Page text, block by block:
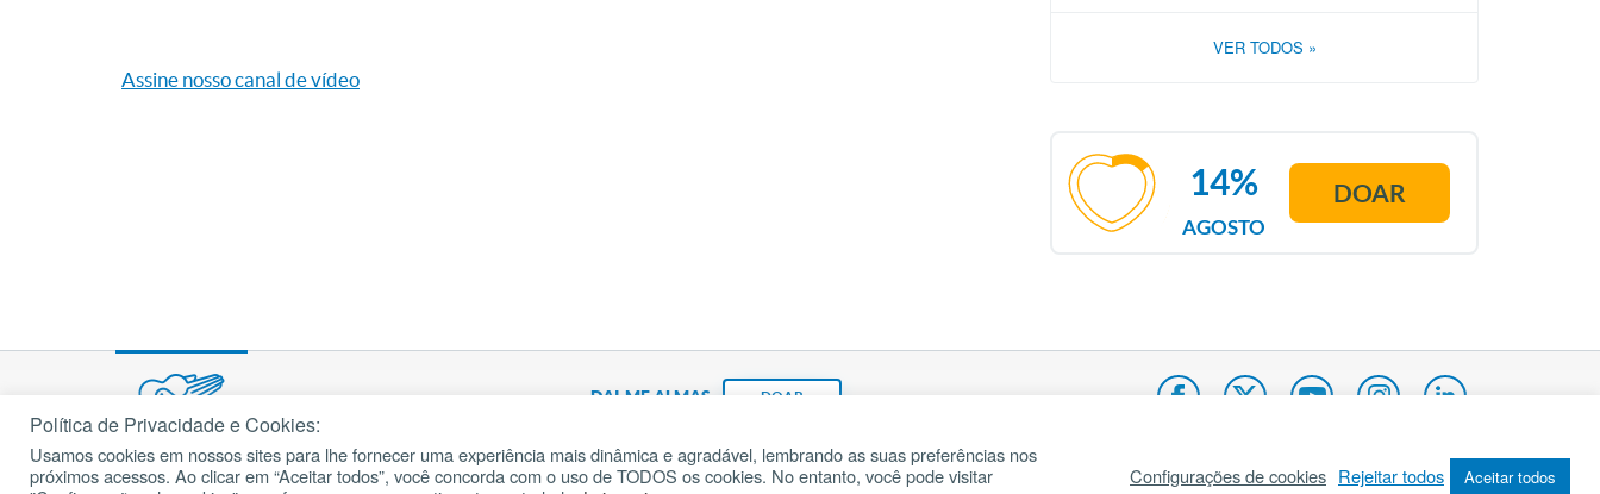
Assine nosso canal de vídeo
VER TODOS »
AGOSTO
14% DOAR
DAI-ME ALMAS DOAR
Fundação João Paulo II Pedido de Oração Mapa do site Internacional
cancaonova.com© 2002 – 2026
Todos os direitos reservados.
Política de Privacidade e Cookies:
Usamos cookies em nossos sites para lhe fornecer uma experiência mais dinâmica e agradável, lembrando as suas preferências nos
próximos acessos. Ao clicar em “Aceitar todos”, você concorda com o uso de TODOS os cookies. No entanto, você pode visitar
Configurações de cookies Rejeitar todos Aceitar todos